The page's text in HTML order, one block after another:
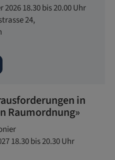
18.30 bis 20.00 Uhr
24,
in
Raumordnung»
18.30 bis 20.30 Uhr